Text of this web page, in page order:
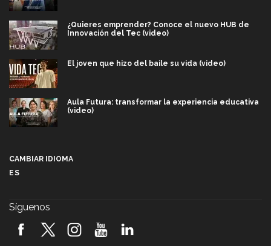
¿Quieres emprender? Conoce el nuevo HUB de
Innovación del Tec (video)
El joven que hizo del baile su vida (video)
Aula Futura: transformar la experiencia educativa
(video)
2026! (video)
CAMBIAR IDIOMA
ES
Síguenos